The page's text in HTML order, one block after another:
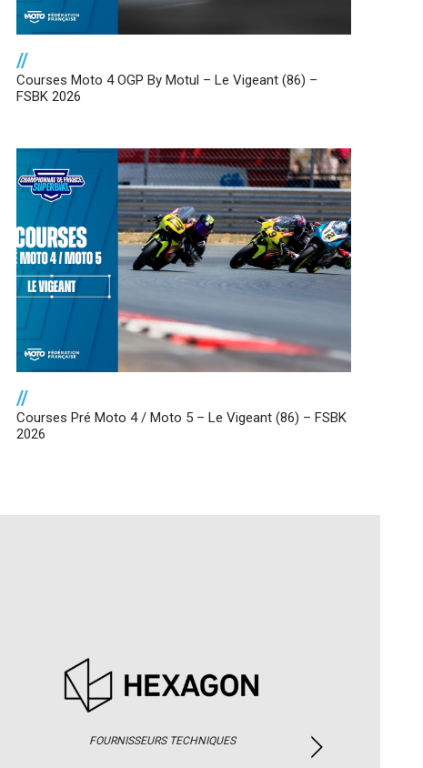
//
Courses Moto 4 OGP By Motul – Le Vigeant (86) –
FSBK 2026
//
Courses Pré Moto 4 / Moto 5 – Le Vigeant (86) – FSBK
2026
FOURNISSEURS TECHNIQUES